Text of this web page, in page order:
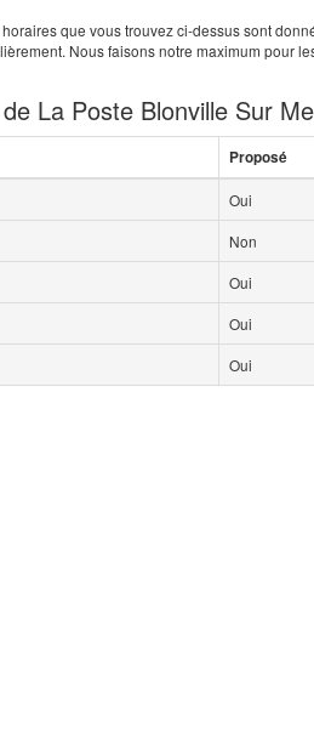
que vous trouvez ci-dessus sont
Nous faisons notre maximum pour
La Poste Blonville Sur
Proposé
Oui
Non
Oui
Oui
Oui